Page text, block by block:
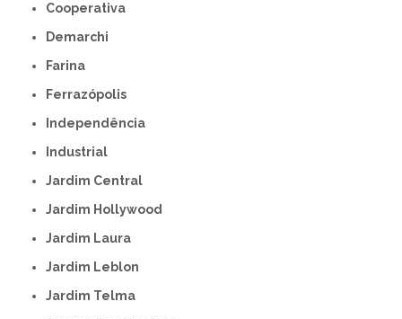
Cooperativa
Demarchi
Farina
Ferrazópolis
Independência
Industrial
Jardim Central
Jardim Hollywood
Jardim Laura
Jardim Leblon
Jardim Telma